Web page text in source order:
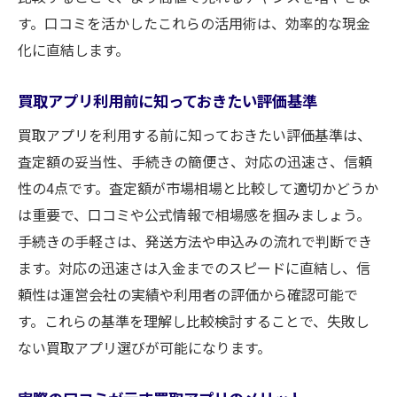
す。口コミを活かしたこれらの活用術は、効率的な現金
化に直結します。
買取アプリ利用前に知っておきたい評価基準
買取アプリを利用する前に知っておきたい評価基準は、
査定額の妥当性、手続きの簡便さ、対応の迅速さ、信頼
性の4点です。査定額が市場相場と比較して適切かどうか
は重要で、口コミや公式情報で相場感を掴みましょう。
手続きの手軽さは、発送方法や申込みの流れで判断でき
ます。対応の迅速さは入金までのスピードに直結し、信
頼性は運営会社の実績や利用者の評価から確認可能で
す。これらの基準を理解し比較検討することで、失敗し
ない買取アプリ選びが可能になります。